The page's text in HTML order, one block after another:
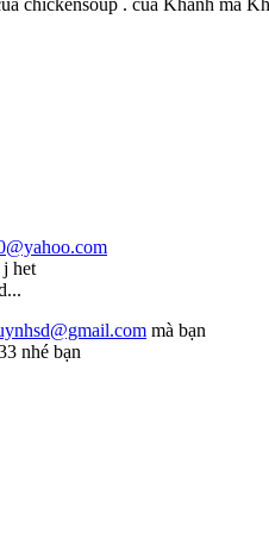
chickensoup . của Khánh mà
het
mà bạn
nhé bạn